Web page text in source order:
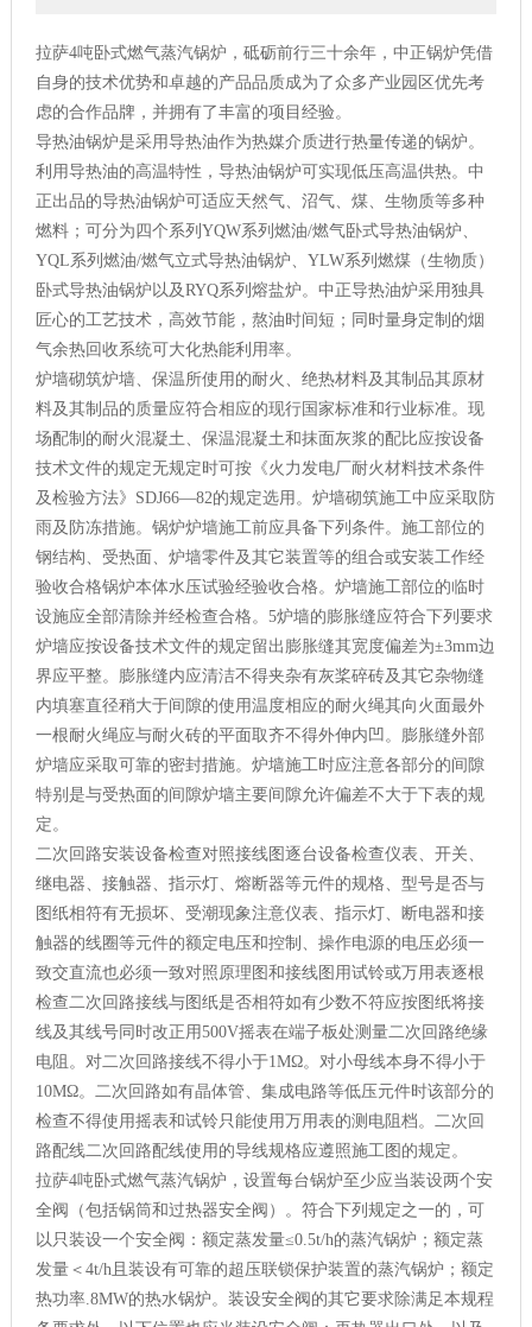
拉萨4吨卧式燃气蒸汽锅炉，砥砺前行三十余年，中正锅炉凭借
自身的技术优势和卓越的产品品质成为了众多产业园区优先考
虑的合作品牌，并拥有了丰富的项目经验。
导热油锅炉是采用导热油作为热媒介质进行热量传递的锅炉。
利用导热油的高温特性，导热油锅炉可实现低压高温供热。中
正出品的导热油锅炉可适应天然气、沼气、煤、生物质等多种
燃料；可分为四个系列YQW系列燃油/燃气卧式导热油锅炉、
YQL系列燃油/燃气立式导热油锅炉、YLW系列燃煤（生物质）
卧式导热油锅炉以及RYQ系列熔盐炉。中正导热油炉采用独具
匠心的工艺技术，高效节能，熬油时间短；同时量身定制的烟
气余热回收系统可大化热能利用率。
炉墙砌筑炉墙、保温所使用的耐火、绝热材料及其制品其原材
料及其制品的质量应符合相应的现行国家标准和行业标准。现
场配制的耐火混凝土、保温混凝土和抹面灰浆的配比应按设备
技术文件的规定无规定时可按《火力发电厂耐火材料技术条件
及检验方法》SDJ66—82的规定选用。炉墙砌筑施工中应采取防
雨及防冻措施。锅炉炉墙施工前应具备下列条件。施工部位的
钢结构、受热面、炉墙零件及其它装置等的组合或安装工作经
验收合格锅炉本体水压试验经验收合格。炉墙施工部位的临时
设施应全部清除并经检查合格。5炉墙的膨胀缝应符合下列要求
炉墙应按设备技术文件的规定留出膨胀缝其宽度偏差为±3mm边
界应平整。膨胀缝内应清洁不得夹杂有灰桨碎砖及其它杂物缝
内填塞直径稍大于间隙的使用温度相应的耐火绳其向火面最外
一根耐火绳应与耐火砖的平面取齐不得外伸内凹。膨胀缝外部
炉墙应采取可靠的密封措施。炉墙施工时应注意各部分的间隙
特别是与受热面的间隙炉墙主要间隙允许偏差不大于下表的规
定。
二次回路安装设备检查对照接线图逐台设备检查仪表、开关、
继电器、接触器、指示灯、熔断器等元件的规格、型号是否与
图纸相符有无损坏、受潮现象注意仪表、指示灯、断电器和接
触器的线圈等元件的额定电压和控制、操作电源的电压必须一
致交直流也必须一致对照原理图和接线图用试铃或万用表逐根
检查二次回路接线与图纸是否相符如有少数不符应按图纸将接
线及其线号同时改正用500V摇表在端子板处测量二次回路绝缘
电阻。对二次回路接线不得小于1MΩ。对小母线本身不得小于
10MΩ。二次回路如有晶体管、集成电路等低压元件时该部分的
检查不得使用摇表和试铃只能使用万用表的测电阻档。二次回
路配线二次回路配线使用的导线规格应遵照施工图的规定。
拉萨4吨卧式燃气蒸汽锅炉，设置每台锅炉至少应当装设两个安
全阀（包括锅筒和过热器安全阀）。符合下列规定之一的，可
以只装设一个安全阀：额定蒸发量≤0.5t/h的蒸汽锅炉；额定蒸
发量＜4t/h且装设有可靠的超压联锁保护装置的蒸汽锅炉；额定
热功率.8MW的热水锅炉。装设安全阀的其它要求除满足本规程